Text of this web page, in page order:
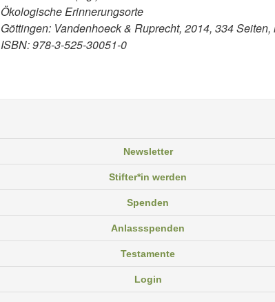
Ökologische Erinnerungsorte
Göttingen: Vandenhoeck & Ruprecht, 2014, 334
ISBN: 978-3-525-30051-0
Newsletter
Stifter*in werden
Spenden
Anlassspenden
Testamente
Login